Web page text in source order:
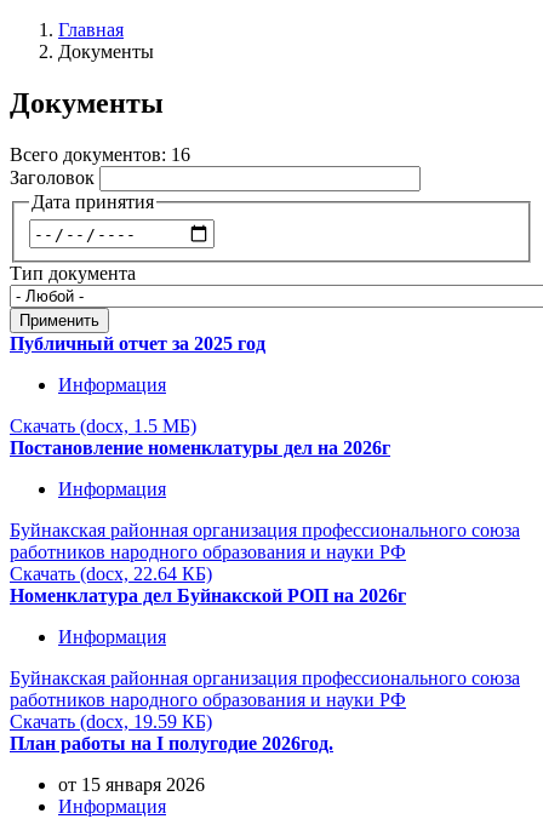
Строка
навигации
Главная
Документы
Документы
Всего документов: 16
Заголовок
Дата принятия
Дата
Тип документа
Применить
Публичный отчет за 2025 год
Информация
Скачать (docx, 1.5 МБ)
Постановление номенклатуры дел на 2026г
Информация
Буйнакская районная организация профессионального союза
работников народного образования и науки РФ
Скачать (docx, 22.64 КБ)
Номенклатура дел Буйнакской РОП на 2026г
Информация
Буйнакская районная организация профессионального союза
работников народного образования и науки РФ
Скачать (docx, 19.59 КБ)
План работы на I полугодие 2026год.
от 15 января 2026
Информация